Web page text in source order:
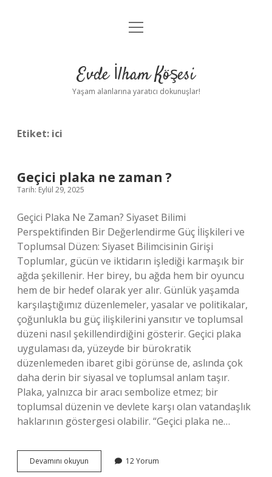
Anasayfa
Yasal Uyarı
menüyü
Evde İlham Köşesi
Yaşam alanlarına yaratıcı dokunuşlar!
Etiket: ici
Geçici plaka ne zaman ?
Tarih: Eylül 29, 2025
Geçici Plaka Ne Zaman? Siyaset Bilimi
Perspektifinden Bir Değerlendirme Güç İlişkileri ve
Toplumsal Düzen: Siyaset Bilimcisinin Girişi
Toplumlar, gücün ve iktidarın işlediği karmaşık bir
ağda şekillenir. Her birey, bu ağda hem bir oyuncu
hem de bir hedef olarak yer alır. Günlük yaşamda
karşılaştığımız düzenlemeler, yasalar ve politikalar,
çoğunlukla bu güç ilişkilerini yansıtır ve toplumsal
düzeni nasıl şekillendirdiğini gösterir. Geçici plaka
uygulaması da, yüzeyde bir bürokratik
düzenlemeden ibaret gibi görünse de, aslında çok
daha derin bir siyasal ve toplumsal anlam taşır.
Plaka, yalnızca bir aracı sembolize etmez; bir
toplumsal düzenin ve devlete karşı olan vatandaşlık
haklarının göstergesi olabilir. “Geçici plaka ne…
Devamını okuyun
plaka
12 Yorum